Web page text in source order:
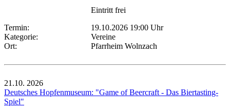
Eintritt frei
Termin:
19.10.2026 19:00 Uhr
Kategorie:
Vereine
Ort:
Pfarrheim Wolnzach
21.10. 2026
Deutsches Hopfenmuseum: "Game of Beercraft - Das Biertasting-
Spiel"